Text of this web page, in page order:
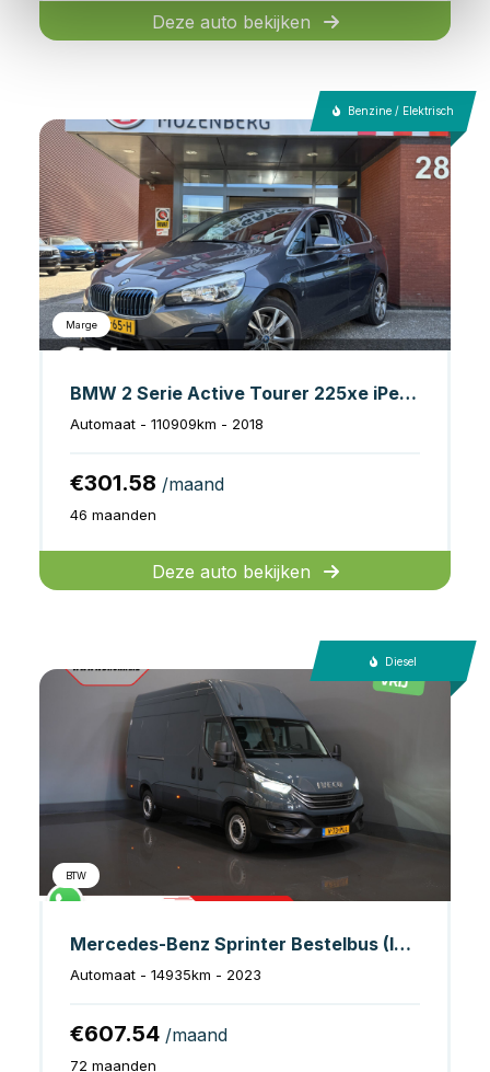
Deze auto bekijken
Benzine / Elektrisch
Marge
BMW 2 Serie Active Tourer 225xe iPerformance Executive // NAVI // CAMERA // HEAD UP DISPLAY // PANO SCHUIF-KANTEL DAK // CLIMA // CRUISE //
Automaat - 110909km - 2018
€301.58 /maand
46 maanden
Deze auto bekijken
Diesel
BTW
Mercedes-Benz Sprinter Bestelbus (Iveco Daily) 35S21HV 3.0 180 pk Aut. L2H3 LED/ 3.5t Trekverm./ Adapt.Cruise/ Carplay/ Gev.Stoel./ Climate/ Navi/ Camera/ Trekha
Automaat - 14935km - 2023
€607.54 /maand
72 maanden